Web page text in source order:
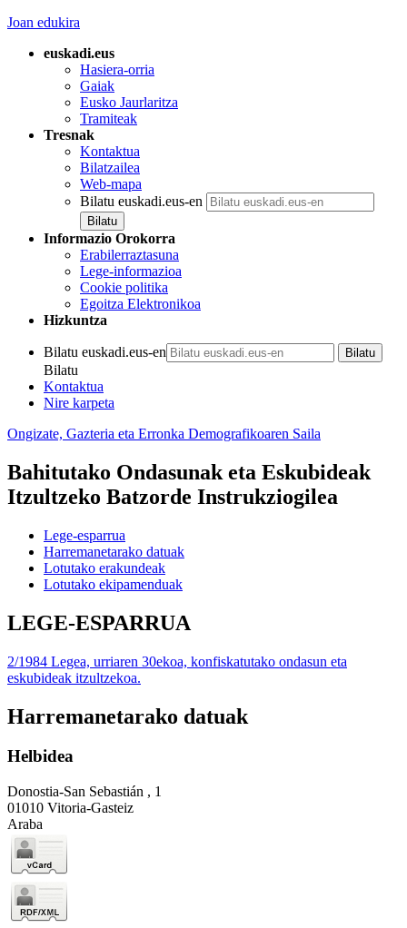
Joan edukira
euskadi.eus
Hasiera-orria
Gaiak
Eusko Jaurlaritza
Tramiteak
Tresnak
Kontaktua
Bilatzailea
Web-mapa
Bilatu euskadi.eus-en
Informazio Orokorra
Erabilerraztasuna
Lege-informazioa
Cookie politika
Egoitza Elektronikoa
Hizkuntza
Bilatu euskadi.eus-en
Bilatu
Kontaktua
Nire karpeta
Ongizate, Gazteria eta Erronka Demografikoaren Saila
Bahitutako Ondasunak eta Eskubideak
Itzultzeko Batzorde Instrukziogilea
Lege-esparrua
Harremanetarako datuak
Lotutako erakundeak
Lotutako ekipamenduak
LEGE-ESPARRUA
2/1984 Legea, urriaren 30ekoa, konfiskatutako ondasun eta
eskubideak itzultzekoa.
Harremanetarako datuak
Helbidea
Donostia-San Sebastián , 1
01010 Vitoria-Gasteiz
Araba